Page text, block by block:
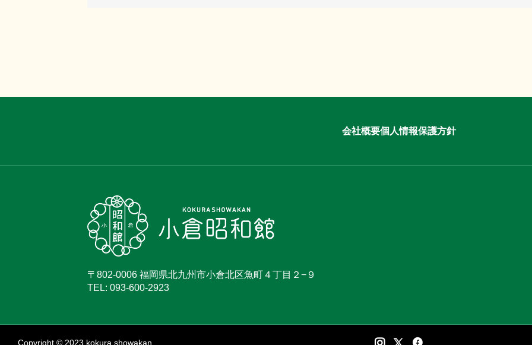
会社概要個人情報保護方針
〒802-0006 福岡県北九州市小倉北区魚町４丁目２−９
TEL: 093-600-2923
Copyright © 2023 kokura showakan